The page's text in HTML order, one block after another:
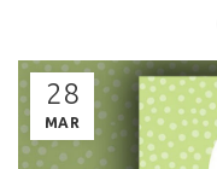
28
MAR